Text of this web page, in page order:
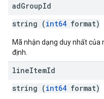
adGroupId
string (int64 format)
Mã nhận dạng duy nhất của
định.
lineItemId
string (int64 format)